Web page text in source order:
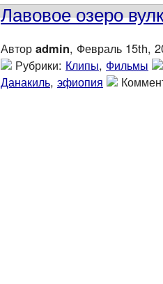
Лавовое озеро
Автор admin, Февраль 15th,
Рубрики: Клипы, Фильмы
Данакиль, эфиопия